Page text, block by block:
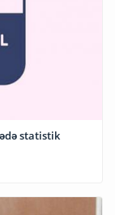
statistik